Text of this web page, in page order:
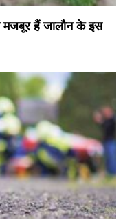
मजबूर हैं जालौन के इस